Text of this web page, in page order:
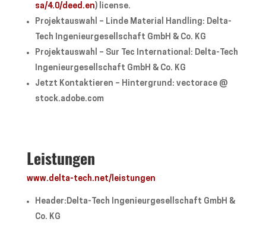
sa/4.0/deed.en) license.
Projektauswahl – Linde Material Handling: Delta-
Tech Ingenieurgesellschaft GmbH & Co. KG
Projektauswahl – Sur Tec International: Delta-Tech
Ingenieurgesellschaft GmbH & Co. KG
Jetzt Kontaktieren – Hintergrund: vectorace @
stock.adobe.com
Leistungen
www.delta-tech.net/leistungen
Header:Delta-Tech Ingenieurgesellschaft GmbH &
Co. KG